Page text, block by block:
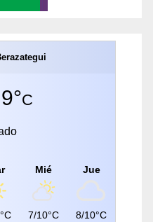
9°C
Mié
7/10°C
Jue
8/10°C